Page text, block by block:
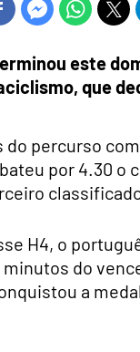
este
que
percurso
por 4.30 o
H4, o
do
a